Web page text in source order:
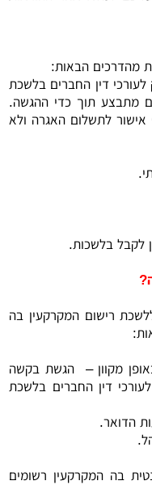
מהדרכים הבאות:
דין החברים בלשכת
מתבצע תוך כדי ההגשה.
לתשלום האגרה ולא
לקבל בלשכות.
רישום המקרקעין בה
מקוון – הגשת בקשה
דין החברים בלשכת
הדואר.
בה המקרקעין רשומים